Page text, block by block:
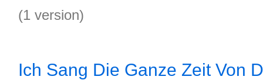
(1 version)
Ich Sang Die Ganze Zeit Von